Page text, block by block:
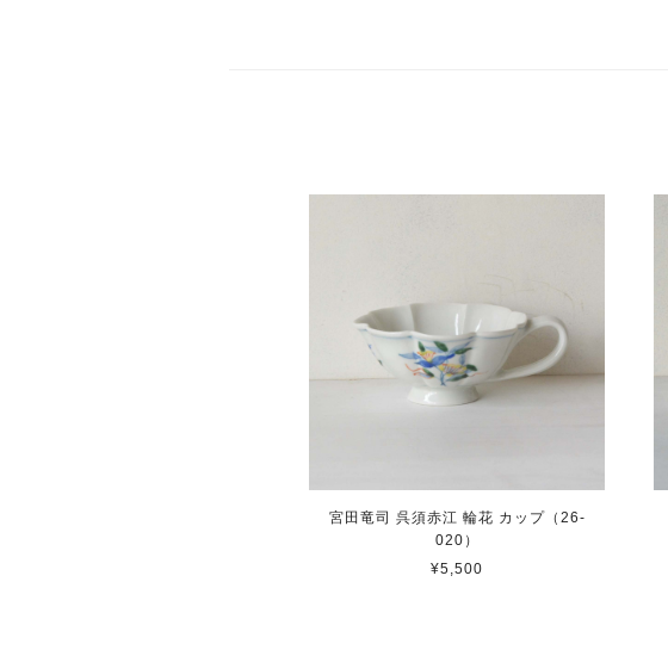
宮田竜司 呉須赤江 輪花 カップ（26-
020）
¥5,500